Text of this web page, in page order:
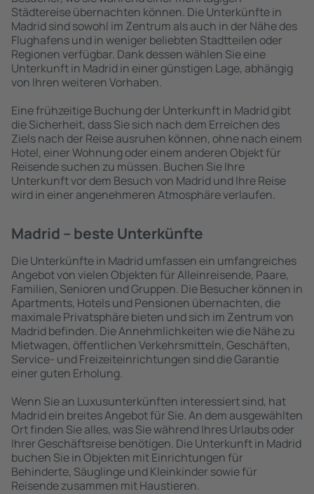
Städtereise übernachten können. Die Unterkünfte in
Madrid sind sowohl im Zentrum als auch in der Nähe des
Flughafens und in weniger beliebten Stadtteilen oder
Regionen verfügbar. Dank dessen wählen Sie eine
Unterkunft in Madrid in einer günstigen Lage, abhängig
von Ihren weiteren Vorhaben.
Eine frühzeitige Buchung der Unterkunft in Madrid gibt
die Sicherheit, dass Sie sich nach dem Erreichen des
Ziels nach der Reise ausruhen können, ohne nach einem
Hotel, einer Wohnung oder einem anderen Objekt für
Reisende suchen zu müssen. Buchen Sie Ihre
Unterkunft vor dem Besuch von Madrid und Ihre Reise
wird in einer angenehmeren Atmosphäre verlaufen.
Madrid – beste Unterkünfte
Die Unterkünfte in Madrid umfassen ein umfangreiches
Angebot von vielen Objekten für Alleinreisende, Paare,
Familien, Senioren und Gruppen. Die Besucher können in
Apartments, Hotels und Pensionen übernachten, die
maximale Privatsphäre bieten und sich im Zentrum von
Madrid befinden. Die Annehmlichkeiten wie die Nähe zu
Mietwagen, öffentlichen Verkehrsmitteln, Geschäften,
Service- und Freizeiteinrichtungen sind die Garantie
einer guten Erholung.
Wenn Sie an Luxusunterkünften interessiert sind, hat
Madrid ein breites Angebot für Sie. An dem ausgewählten
Ort finden Sie alles, was Sie während Ihres Urlaubs oder
Ihrer Geschäftsreise benötigen. Die Unterkunft in Madrid
buchen Sie in Objekten mit Einrichtungen für
Behinderte, Säuglinge und Kleinkinder sowie für
Reisende zusammen mit Haustieren.